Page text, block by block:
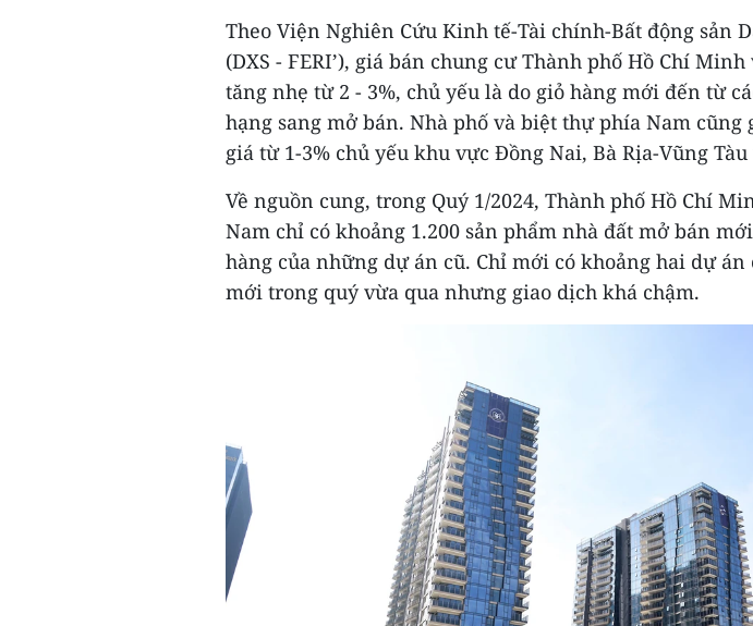
Theo Viện Nghiên Cứu Kinh tế-Tài chính-Bất động sản
(DXS - FERI’), giá bán chung cư Thành phố Hồ Chí
tăng nhẹ từ 2 - 3%, chủ yếu là do giỏ hàng mới đến từ
hạng sang mở bán. Nhà phố và biệt thự phía Nam cũng
giá từ 1-3% chủ yếu khu vực Đồng Nai, Bà Rịa-Vũng
Về nguồn cung, trong Quý 1/2024, Thành phố Hồ Chí
Nam chỉ có khoảng 1.200 sản phẩm nhà đất mở bán
hàng của những dự án cũ. Chỉ mới có khoảng hai dự
mới trong quý vừa qua nhưng giao dịch khá chậm.